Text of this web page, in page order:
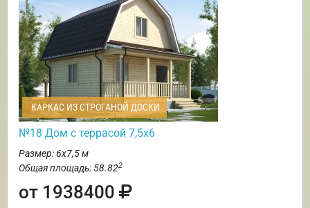
КАРКАС ИЗ СТРОГАНОЙ ДОСКИ
№18 Дом с террасой 7,5х6
Размер: 6х7,5 м
Общая площадь: 58.822
от 1938400